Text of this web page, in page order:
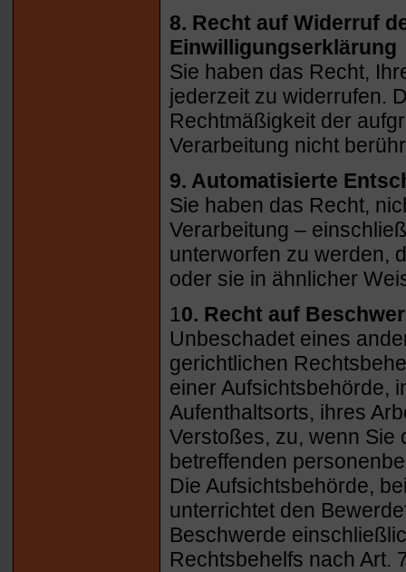
8. Recht auf Widerruf
Einwilligungserklärung
Sie haben das Recht,
jederzeit zu widerrufen.
Rechtmäßigkeit der
Verarbeitung nicht
9. Automatisierte
Sie haben das Recht,
Verarbeitung –
unterworfen zu werden,
oder sie in ähnlicher
10. Recht auf
Unbeschadet eines
gerichtlichen
einer Aufsichtsbehörde,
Aufenthaltsorts, ihres
Verstoßes, zu, wenn Sie
betreffenden
Die Aufsichtsbehörde,
unterrichtet den
Beschwerde
Rechtsbehelfs nach Art.